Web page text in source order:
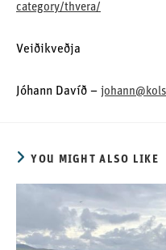
category/thvera/
Veiðikveðja
Jóhann Davíð –
YOU MIGHT ALSO LIKE